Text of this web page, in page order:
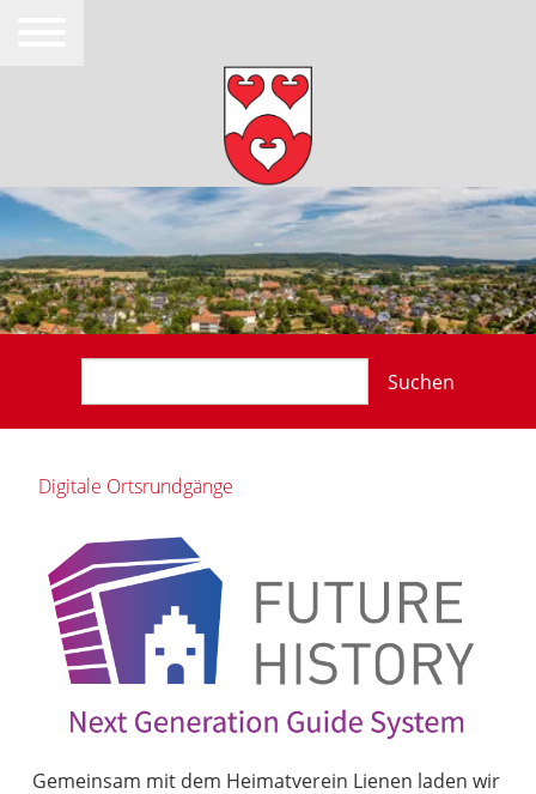
Suchen
Digitale Ortsrundgänge
Gemeinsam mit dem Heimatverein Lienen laden wir